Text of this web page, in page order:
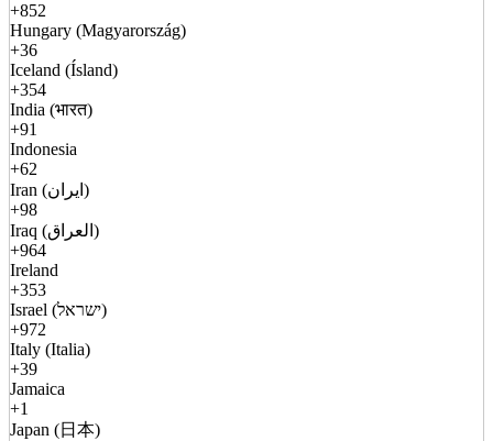
+852
Hungary (Magyarország)
+36
Iceland (Ísland)
+354
India (भारत)
+91
Indonesia
+62
Iran (ایران)
+98
Iraq (العراق)
+964
Ireland
+353
Israel (ישראל)
+972
Italy (Italia)
+39
Jamaica
+1
Japan (日本)